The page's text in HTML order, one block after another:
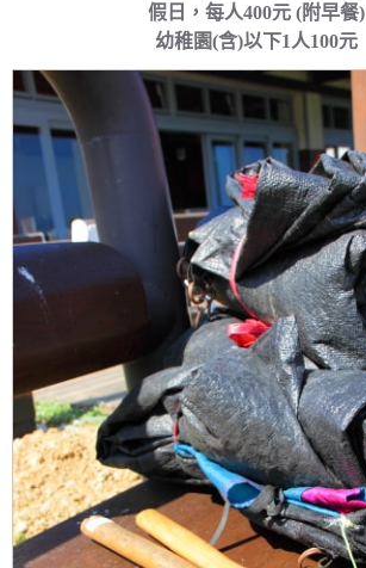
假日，每人400元 (附早餐)
幼稚園(含)以下1人100元